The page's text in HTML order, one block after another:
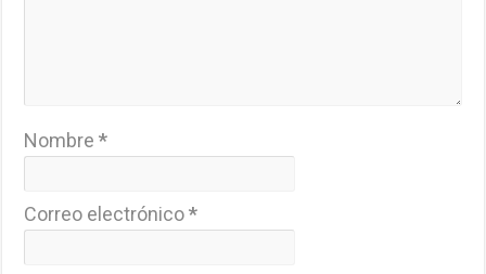
Nombre*
Correo electrónico*